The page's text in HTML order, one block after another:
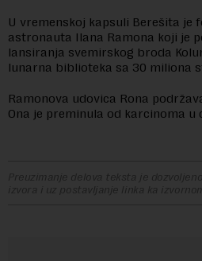
U vremenskoj kapsuli Berešita je
astronauta Ilana Ramona koji je
lansiranja svemirskog broda
lunarna biblioteka sa 30 miliona
Ramonova udovica Rona
Ona je preminula od karcinoma u
Preuzimanje delova teksta je
izvora i uz postavljanje linka ka